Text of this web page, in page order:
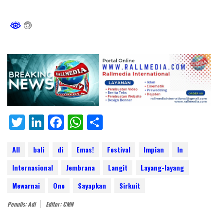
T
w
itt
er
Li
n
e
dI
n
F
ac
b
o
o
W
h
at
s
A
ar
e
All bali di Emas! Festival Impian
In
Internasional
Jembrana Langit
Layang-layang
Mewarnai
One Sayapkan Sirkuit
Penulis: Adi Editor: CMN